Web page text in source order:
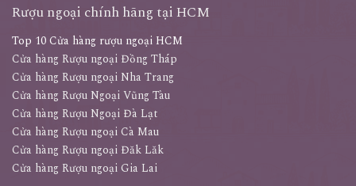
Rượu ngoại chính hãng tại HCM
Top 10 Cửa hàng rượu ngoại HCM
Cửa hàng Rượu ngoại Đồng Tháp
Cửa hàng Rượu ngoại Nha Trang
Cửa hàng Rượu Ngoại Vũng Tàu
Cửa hàng Rượu Ngoại Đà Lạt
Cửa hàng Rượu ngoại Cà Mau
Cửa hàng Rượu ngoại Đăk Lăk
Cửa hàng Rượu ngoại Gia Lai